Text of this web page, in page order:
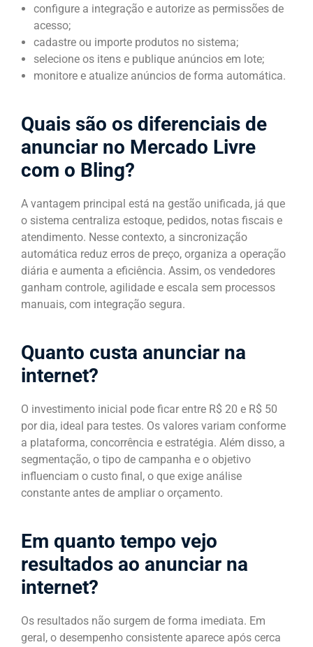
configure a integração e autorize as permissões de
acesso;
cadastre ou importe produtos no sistema;
selecione os itens e publique anúncios em lote;
monitore e atualize anúncios de forma automática.
Quais são os diferenciais de
anunciar no Mercado Livre
com o Bling?
A vantagem principal está na gestão unificada, já que
o sistema centraliza estoque, pedidos, notas fiscais e
atendimento. Nesse contexto, a sincronização
automática reduz erros de preço, organiza a operação
diária e aumenta a eficiência. Assim, os vendedores
ganham controle, agilidade e escala sem processos
manuais, com integração segura.
Quanto custa anunciar na
internet?
O investimento inicial pode ficar entre R$ 20 e R$ 50
por dia, ideal para testes. Os valores variam conforme
a plataforma, concorrência e estratégia. Além disso, a
segmentação, o tipo de campanha e o objetivo
influenciam o custo final, o que exige análise
constante antes de ampliar o orçamento.
Em quanto tempo vejo
resultados ao anunciar na
internet?
Os resultados não surgem de forma imediata. Em
geral, o desempenho consistente aparece após cerca